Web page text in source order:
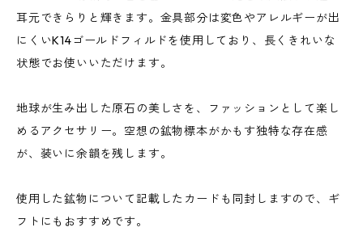
耳元できらりと輝きます。金具部分は変色やアレルギーが出
にくいK14ゴールドフィルドを使用しており、長くきれいな
状態でお使いいただけます。
地球が生み出した原石の美しさを、ファッションとして楽し
めるアクセサリー。空想の鉱物標本がかもす独特な存在感
が、装いに余韻を残します。
使用した鉱物について記載したカードも同封しますので、ギ
フトにもおすすめです。